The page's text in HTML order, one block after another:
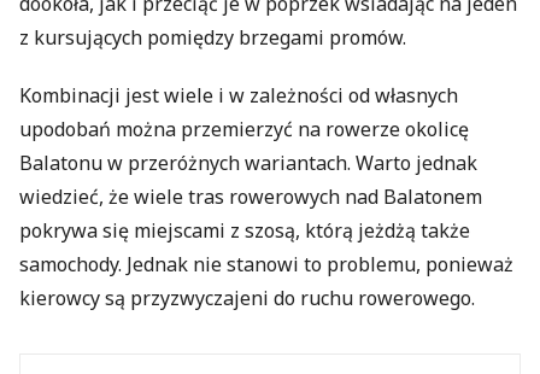
z kursujących pomiędzy brzegami promów.
Kombinacji jest wiele i w zależności od własnych
upodobań można przemierzyć na rowerze okolicę
Balatonu w przeróżnych wariantach. Warto jednak
wiedzieć, że wiele tras rowerowych nad Balatonem
pokrywa się miejscami z szosą, którą jeżdżą także
samochody. Jednak nie stanowi to problemu, ponieważ
kierowcy są przyzwyczajeni do ruchu rowerowego.